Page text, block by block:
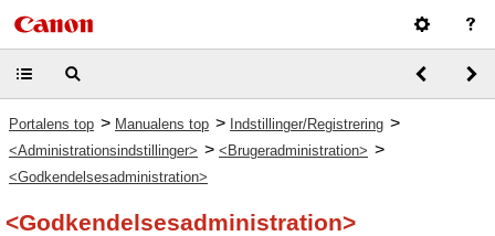
Portalens top > Manualens top > Indstillinger/Registrering >
<Administrationsindstillinger> > <Brugeradministration> >
<Godkendelsesadministration>
<Godkendelsesadministration>